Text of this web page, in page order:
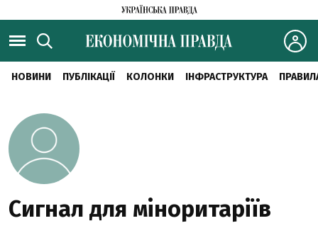
НОВИНИ ПУБЛІКАЦІЇ КОЛОНКИ ІНФРАСТРУКТУРА
Сигнал для міноритаріїв